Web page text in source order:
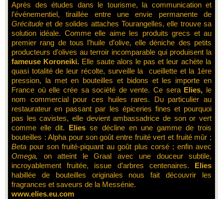
Après des études dans le tourisme, la communication et
l’événementiel, tiraillée entre une envie permanente de
Grécitudeet de solides attaches Tourangelles, elle trouve sa
solution idéale. Comme elle aime les produits grecs et au
premier rang de tous l’huile d’olive, elle déniche des petits
producteurs d’olives au terroir incomparable qui produisent la
fameuse Koroneiki. Elle saute alors le pas et leur achète la
quasi totalité de leur récolte, surveille la cueillette et la 1ère
pression, la met en bouteilles et bidons et les importe en
France où elle crée sa société de vente. Ce sera Elies, le
nom commercial pour ces huiles rares. Du particulier au
restaurateur en passant par les épiceries fines et pourquoi
pas les cavistes, elle devient ambassadrice de son or vert
comme elle dit. Elies se décline en une gamme de trois
bouteilles : Alpha pour son goût entre fruité vert et fruité mûr ;
Beta pour son fruité-piquant au goût plus corsé ; enfin avec
Omega, on atteint le Graal avec une douceur subtile,
incroyablement fruitée, issue d’arbres centenaires. Elies
habillée de bouteilles originales nous fait découvrir les
fragrances et saveurs de la Messénie.
www.elies.eu.com